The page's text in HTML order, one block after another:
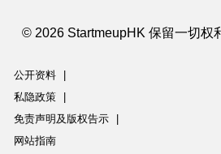
© 2026 StartmeupHK 保留一切权
公开资料
私隐政策
免责声明及版权告示
网站指南